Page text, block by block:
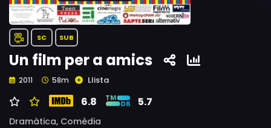
SC SUB
Un film per a amics
2011 58m Llista
6.8 5.7
Dramàtica, Comèdia